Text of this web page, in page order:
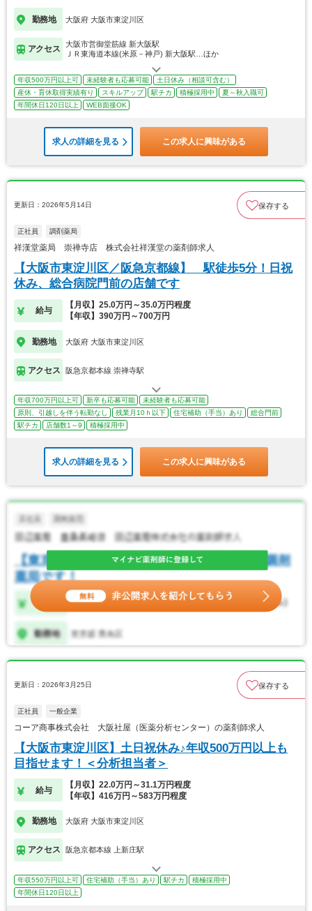
勤務地 大阪府 大阪市東淀川区
アクセス
大阪市営御堂筋線 新大阪駅
ＪＲ東海道本線(米原－神戸) 新大阪駅…ほか
年収500万円以上可 未経験者も応募可能
土日休み（相談可含む）
産休・育休取得実績有り
スキルアップ 駅チカ 積極採用中
夏～秋入職可
年間休日120日以上
WEB面接OK
求人の詳細を見る この求人に興味がある
更新日：2026年5月14日 保存する
正社員 調剤薬局
祥漢堂薬局 崇禅寺店 株式会社祥漢堂の薬剤師求人
【大阪市東淀川区／阪急京都線】 駅徒歩5分！日祝
休み、総合病院門前の店舗です
給与
【月収】25.0万円～35.0万円程度
【年収】390万円～700万円
勤務地 大阪府 大阪市東淀川区
アクセス 阪急京都本線 崇禅寺駅
年収700万円以上可 新卒も応募可能
未経験者も応募可能
原則、引越しを伴う転勤なし
残業月10ｈ以下 住宅補助（手当）あり
総合門前
駅チカ
店舗数1～9 積極採用中
求人の詳細を見る この求人に興味がある
更新日：2026年3月25日 保存する
正社員 一般企業
コーア商事株式会社 大阪社屋（医薬分析センター）の薬剤師求人
【大阪市東淀川区】土日祝休み♪年収500万円以上も
目指せます！＜分析担当者＞
給与
【月収】22.0万円～31.1万円程度
【年収】416万円～583万円程度
勤務地 大阪府 大阪市東淀川区
アクセス 阪急京都本線 上新庄駅
年収550万円以上可 住宅補助（手当）あり 駅チカ
積極採用中
年間休日120日以上